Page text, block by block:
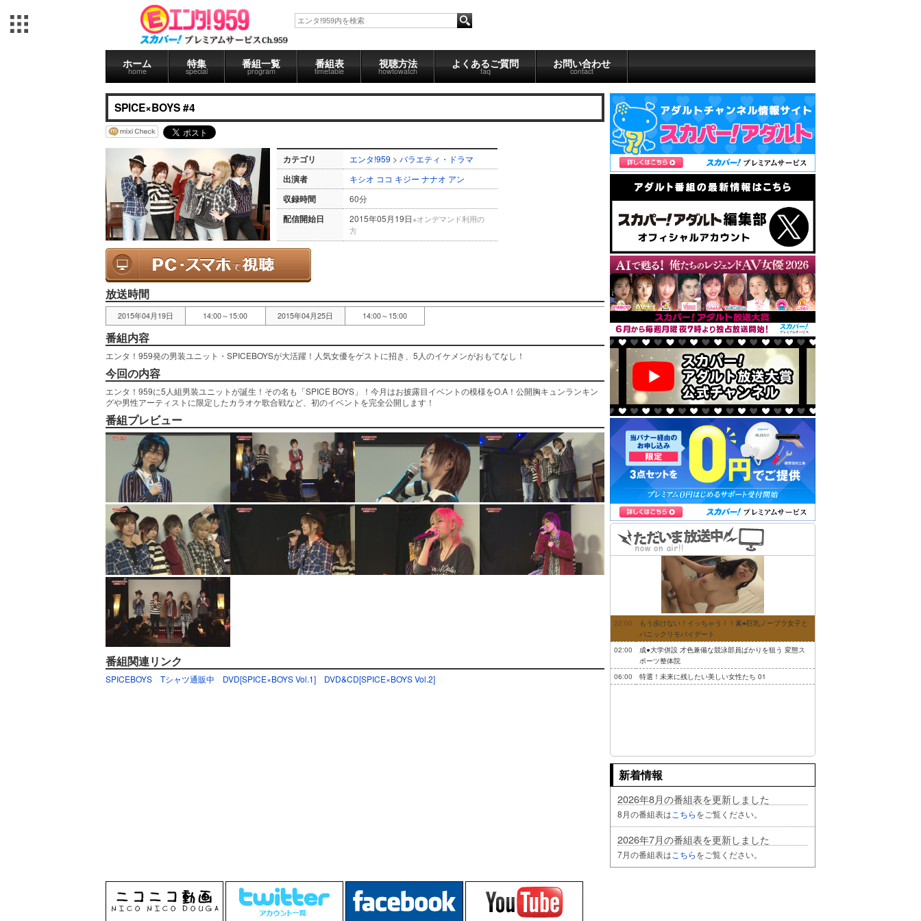
ホーム
home
特集
special
番組一覧
program
番組表
timetable
視聴方法
howtowatch
よくあるご質問
faq
お問い合わせ
contact
SPICE×BOYS #4
カテゴリ エンタ!959 > バラエティ・ドラマ
出演者 キシオ ココ キジー ナナオ アン
収録時間 60分
配信開始日 2015年05月19日※オンデマンド利用の
方
放送時間
2015年04月19日 14:00～15:00 2015年04月25日 14:00～15:00
番組内容
エンタ！959発の男装ユニット・SPICEBOYSが大活躍！人気女優をゲストに招き、5人のイケメンがおもてなし！
今回の内容
エンタ！959に5人組男装ユニットが誕生！その名も「SPICE BOYS」！今月はお披露目イベントの模様をO.A！公開胸キュンランキン
グや男性アーティストに限定したカラオケ歌合戦など、初のイベントを完全公開します！
番組プレビュー
番組関連リンク
SPICEBOYS Tシャツ通販中 DVD[SPICE×BOYS Vol.1] DVD&CD[SPICE×BOYS Vol.2]
22:00
もう歩けない！イッちゃう！！素●巨乳ノーブラ女子と
パニックリモバイデート
02:00
成●大学併設 才色兼備な競泳部員ばかりを狙う 変態ス
ポーツ整体院
06:00
特選！未来に残したい美しい女性たち 01
新着情報
2026年8月の番組表を更新しました
8月の番組表は こちらをご覧ください。
2026年7月の番組表を更新しました
7月の番組表は こちらをご覧ください。